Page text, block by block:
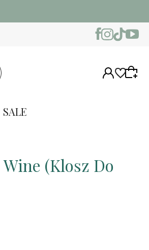
SALE
(Klosz Do